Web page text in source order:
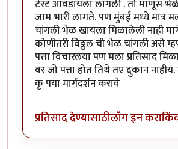
टेस्ट आवडायला लागली . तो माणूस
जाम भारी लागते. पण मुंबई मध्ये मात्र
चांगली भेळ खायला मिळालेली नाही
कोणीतरी विठ्ठल ची भेळ चांगली असे
पत्ता विचारलया पण मला प्रतिसाद
वर जो पत्ता होत तिथे तए दुकान
कृ पया मार्गदर्शन करावे
प्रतिसाद देण्यासाठीलॉग इन करा